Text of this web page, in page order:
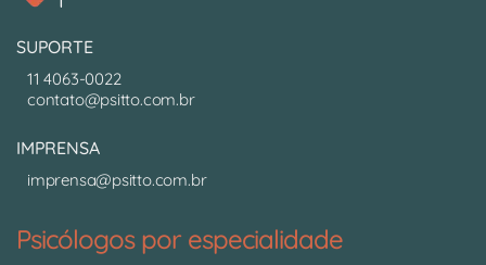
SUPORTE
11 4063-0022
contato@psitto.com.br
IMPRENSA
imprensa@psitto.com.br
Psicólogos por especialidade